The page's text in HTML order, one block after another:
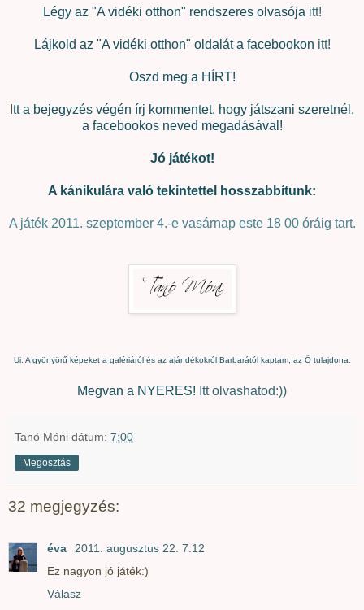
Légy az "A vidéki otthon" rendszeres olvasója itt!
Lájkold az "A vidéki otthon" oldalát a facebookon itt!
Oszd meg a HÍRT!
tt a bejegyzés végén írj kommentet, hogy játszani szeretnél,
a facebookos neved megadásával!
Jó játékot!
A kánikulára való tekintettel hosszabbítunk:
A játék 2011. szeptember 4.-e vasárnap este 18 00 óráig tart.
Ui: A gyönyörű képeket a galériáról és az ajándékokról Barbarától kaptam, az Ő tulajdona.
Megvan a NYERES! Itt olvashatod:))
Tanó Móni dátum: 7:00
Megosztás
32 megjegyzés:
éva
2011. augusztus 22. 7:12
Ez nagyon jó játék:)
Válasz